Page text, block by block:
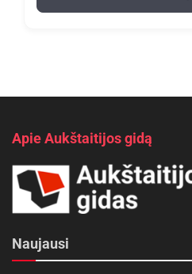
Apie Aukštaitijos gidą
Naujausi